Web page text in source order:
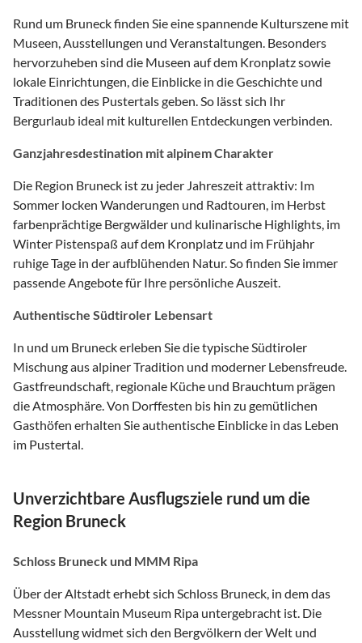
Rund um Bruneck finden Sie eine spannende Kulturszene mit
Museen, Ausstellungen und Veranstaltungen. Besonders
hervorzuheben sind die Museen auf dem Kronplatz sowie
lokale Einrichtungen, die Einblicke in die Geschichte und
Traditionen des Pustertals geben. So lässt sich Ihr
Bergurlaub ideal mit kulturellen Entdeckungen verbinden.
Ganzjahresdestination mit alpinem Charakter
Die Region Bruneck ist zu jeder Jahreszeit attraktiv: Im
Sommer locken Wanderungen und Radtouren, im Herbst
farbenprächtige Bergwälder und kulinarische Highlights, im
Winter Pistenspaß auf dem Kronplatz und im Frühjahr
ruhige Tage in der aufblühenden Natur. So finden Sie immer
passende Angebote für Ihre persönliche Auszeit.
Authentische Südtiroler Lebensart
In und um Bruneck erleben Sie die typische Südtiroler
Mischung aus alpiner Tradition und moderner Lebensfreude.
Gastfreundschaft, regionale Küche und Brauchtum prägen
die Atmosphäre. Von Dorffesten bis hin zu gemütlichen
Gasthöfen erhalten Sie authentische Einblicke in das Leben
im Pustertal.
Unverzichtbare Ausflugsziele rund um die
Region Bruneck
Schloss Bruneck und MMM Ripa
Über der Altstadt erhebt sich Schloss Bruneck, in dem das
Messner Mountain Museum Ripa untergebracht ist. Die
Ausstellung widmet sich den Bergvölkern der Welt und